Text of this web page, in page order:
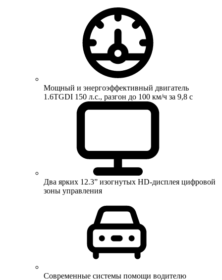
Мощный и энергоэффективный двигатель
1.6TGDI 150 л.с., разгон до 100 км/ч за 9,8 с
Два ярких 12.3” изогнутых HD-дисплея цифровой
зоны управления
Современные системы помощи водителю